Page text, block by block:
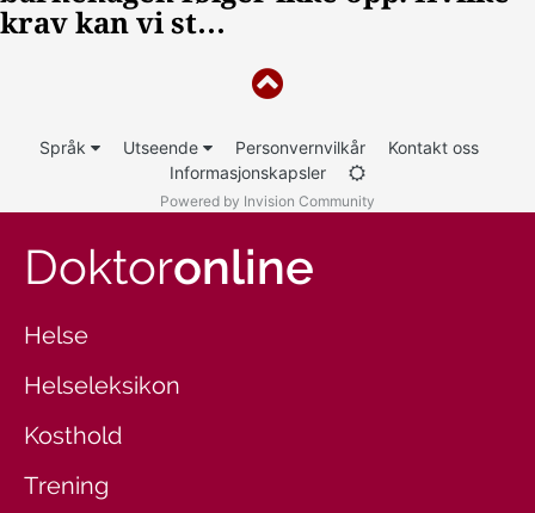
Språk Utseende Personvernvilkår
Kontakt oss
Informasjonskapsler
Powered by Invision Community
Doktoronline
Helse
Helseleksikon
Kosthold
Trening